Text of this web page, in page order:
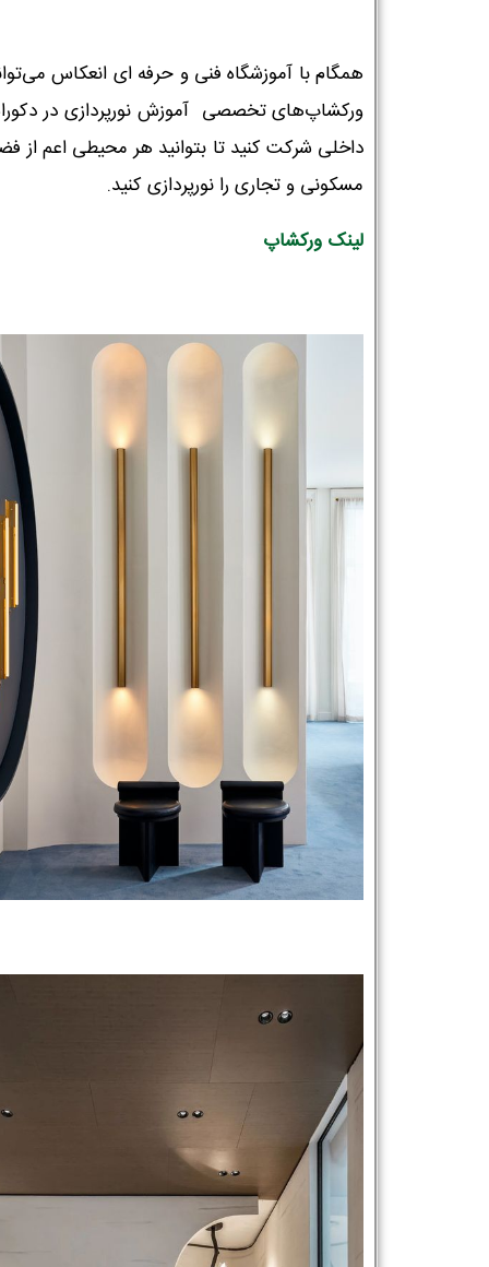
همگام با آموزشگاه فنی و حرفه ای انعکاس
ورکشاپ‌های تخصصی آموزش نورپردازی در
داخلی شرکت کنید تا بتوانید هر محیطی اعم از
مسکونی و تجاری را نورپردازی کنید.
لینک ورکشاپ
نام و نام خانوادگی : *
*